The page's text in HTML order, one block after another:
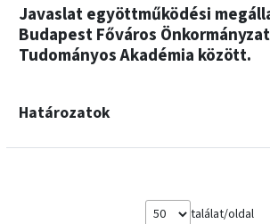
Javaslat egyöttműködési
Budapest Főváros
Tudományos Akadémia között.
Határozatok
találat/oldal